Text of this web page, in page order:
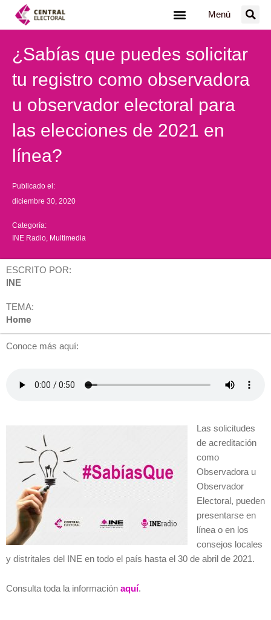
Menú
¿Sabías que puedes solicitar
tu registro como observadora
u observador electoral para
las elecciones de 2021 en
línea?
Publicado el:
diciembre 30, 2020
Categoría:
INE Radio Multimedia
ESCRITO POR:
INE
TEMA:
Home
Conoce más aquí:
Las solicitudes
de acreditación
como
Observadora u
Observador
Electoral, pueden
presentarse en
línea o en los
consejos locales
y distritales del INE en todo el país hasta el 30 de abril de 2021.
Consulta toda la información aquí.